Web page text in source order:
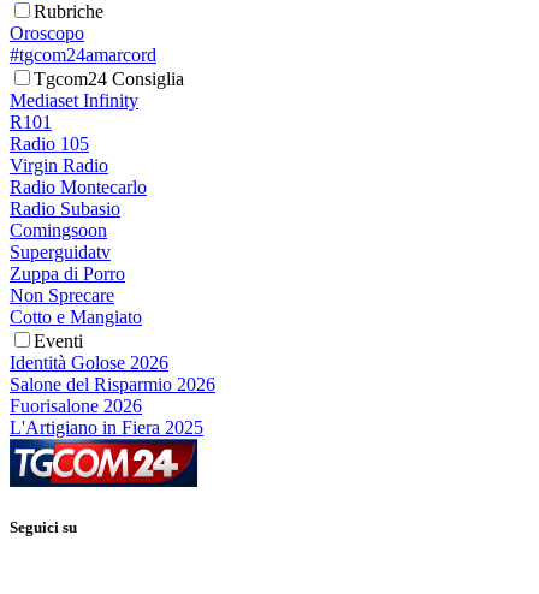
Rubriche
Oroscopo
#tgcom24amarcord
Tgcom24 Consiglia
Mediaset Infinity
R101
Radio 105
Virgin Radio
Radio Montecarlo
Radio Subasio
Comingsoon
Superguidatv
Zuppa di Porro
Non Sprecare
Cotto e Mangiato
Eventi
Identità Golose 2026
Salone del Risparmio 2026
Fuorisalone 2026
L'Artigiano in Fiera 2025
Seguici su